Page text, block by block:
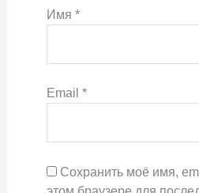
Имя *
Email *
Сохранить моё имя,